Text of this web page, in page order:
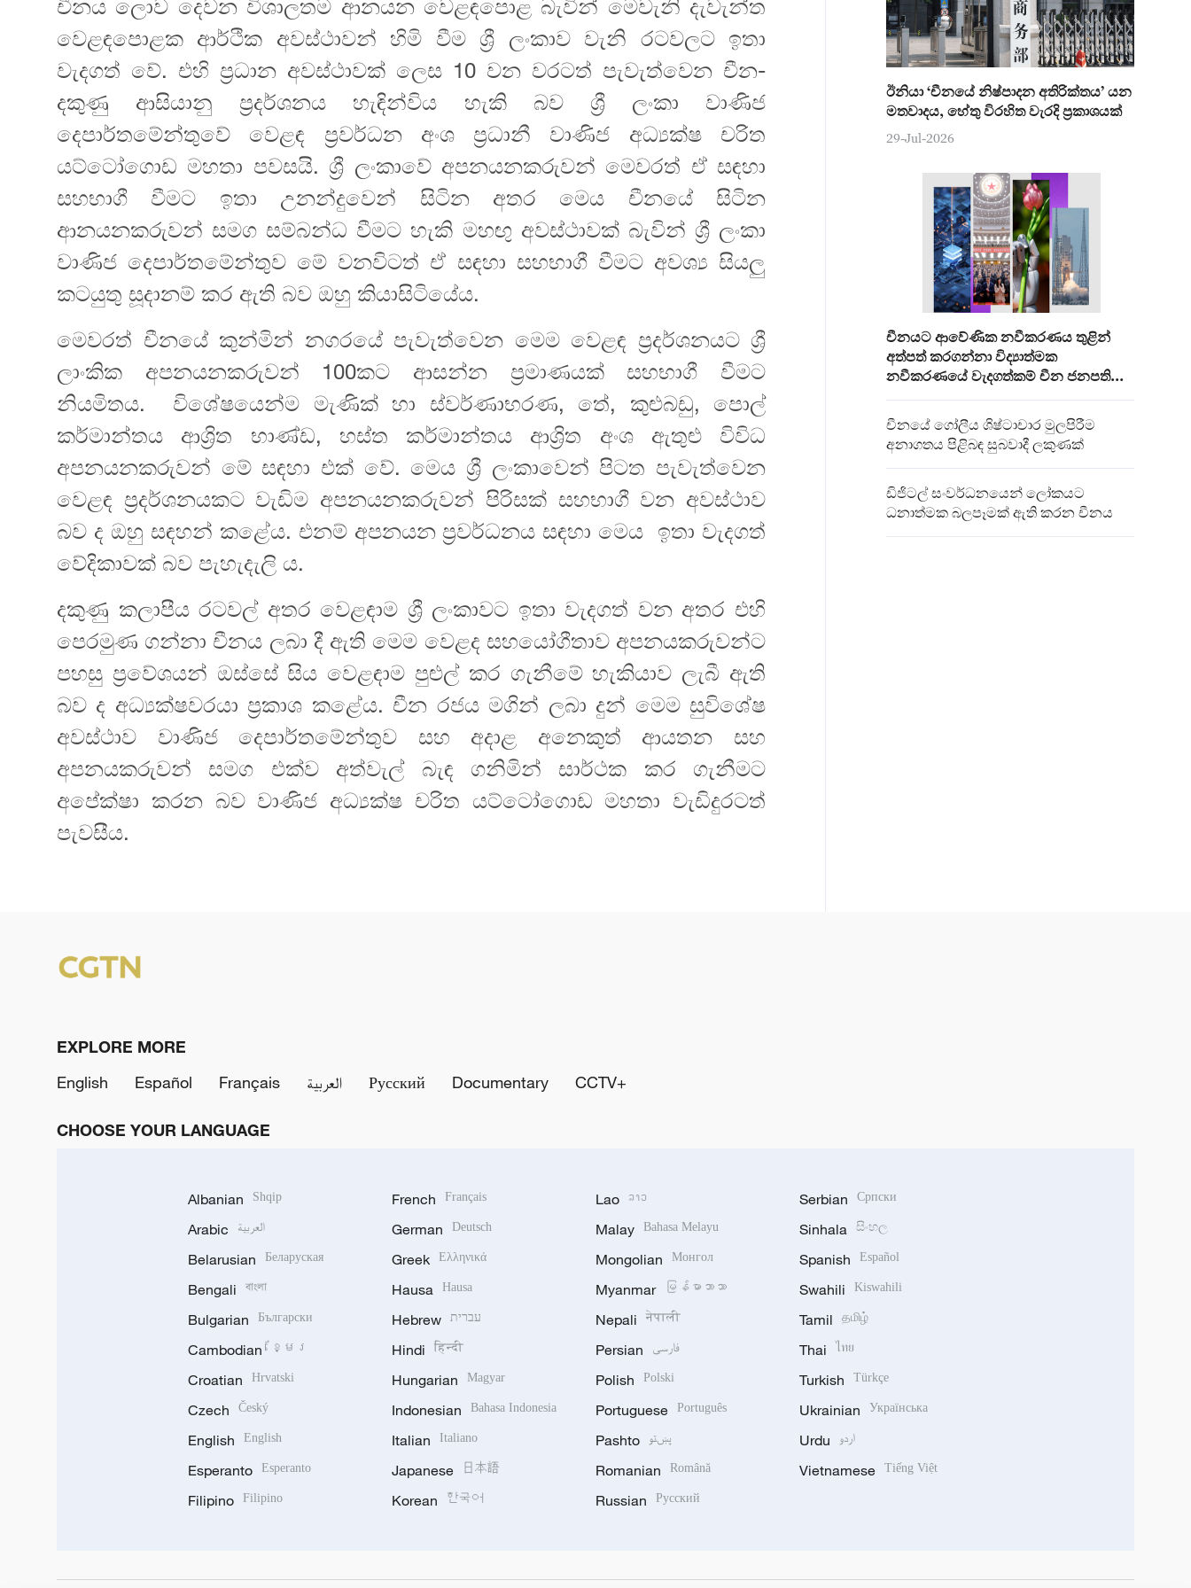
චීනය ලොව දෙවන විශාලතම ආනයන වෙළඳපොළ බැවින් මෙවැනි දැවැන්ත
වෙළඳපොළක ‍ආර්ථික අවස්ථාවන් හිමි වීම ශ්‍රී ලංකාව වැනි ර‍ටවලට ඉතා
වැදගත් වේ. එහි ප්‍රධාන අවස්ථාවක් ලෙස 10 වන වරටත් පැවැත්වෙන චීන-
දකුණු ආසියානු ප්‍රදර්ශනය හැඳින්විය හැකි බව ශ්‍රී ලංකා වාණිජ
දෙපාර්තමේන්තුවේ වෙළඳ ප්‍රවර්ධන අංශ ප්‍රධානී වාණිජ අධ්‍යක්ෂ චරිත
යට්ටෝගොඩ මහතා පවසයි. ශ්‍රී ලංකාවේ අපනයනකරුවන් මෙවරත් ඒ සඳහා
සහභාගී වීමට ඉතා උනන්දුවෙන් සිටින අතර මෙය චීනයේ සිටින
ආනයනකරුවන් සමග සම්බන්ධ වීමට හැකි මහඟු අවස්ථාවක් බැවින් ශ්‍රී ලංකා
වාණිජ දෙපාර්තමේන්තුව මේ වනවිටත් ඒ සඳහා සහභාගී වීමට අවශ්‍ය සියලු
කටයුතු සූදානම් කර ඇති බව ඔහු කියාසිටියේය.
මෙවරත් චීනයේ කුන්මින් නගරයේ පැවැත්වෙන මෙම වෙළඳ ප්‍රදර්ශනයට ශ්‍රී
ලාංකික අපනයනකරුවන් 100කට ආසන්න ප්‍රමාණයක් සහභාගී වීමට
නියමිතය. විශේෂයෙන්ම මැණික් හා ස්වර්ණාභරණ, තේ, කුළුබඩු, පොල්
කර්මාන්තය ආශ්‍රිත භාණ්ඩ, හස්ත කර්මාන්තය ආශ්‍රිත අංශ ඇතුළු විවිධ
අපනයනකරුවන් මේ සඳහා එක් වේ. මෙය ශ්‍රී ලංකාවෙන් පිටත පැවැත්වෙන
වෙළඳ ප්‍රදර්ශනයකට වැඩිම අපනයනකරුවන් පිරිසක් සහභාගී වන අවස්ථාව
‍බව ද ඔහු සඳහන් කළේය. එනම් අපනයන ප්‍රවර්ධනය සඳහා මෙය ඉතා වැදගත්
වේදිකාවක් බව පැහැදැලි ය.
දකුණු කලාපීය රටවල් අතර වෙළඳාම ශ්‍රී ලංකාවට ඉතා වැදගත් වන අතර එහි
පෙරමුණ ගන්නා ‍චීනය ලබා දී ඇති මෙම වෙළද සහයෝගීතාව අපනයකරුවන්ට
පහසු ප්‍රවේශයන් ඔස්සේ සිය වෙළඳාම පුළුල් කර ගැනීමේ හැකියාව ලැබී ඇති
බව ද අධ්‍යක්ෂවරයා ප්‍රකාශ ක‍ළේය. චීන රජය මගින් ලබා දුන් මෙම සුවිශේෂ
අවස්ථාව වාණිජ දෙපාර්තමේන්තුව සහ අදාළ අනෙකුත් ආයතන සහ
අපනයකරුවන් සමග එක්ව අත්වැල් බැඳ ගනිමින් සාර්ථක කර ගැනීමට
අපේක්ෂා කරන බව වාණිජ අධ්‍යක්ෂ චරිත යට්ටෝගොඩ මහතා වැඩිදුරටත්
පැවසීය.
ඊනියා ‘චීනයේ නිෂ්පාදන අතිරික්තය’ යන
මතවාදය, හේතු විරහිත වැරදි ප්‍රකාශයක්
29-Jul-2026
චීනයට ආවේණික නවීකරණය තුළින්
අත්පත් කරගන්නා විද්‍යාත්මක
නවීකරණයේ වැදගත්කම් චීන ජනපති
චීනයේ ගෝලීය ශිෂ්ටාචාර මුලපිරීම
අනාගතය පිළිබඳ සුබවාදී ලකුණක්
ඩිජිටල් සංවර්ධනයෙන් ලෝකයට
ධනාත්මක බලපෑමක් ඇති කරන චීනය
EXPLORE MORE
English
Español Français العربية Русский Documentary CCTV+
CHOOSE YOUR LANGUAGE
Albanian Shqip
Arabic العربية
Belarusian Беларуская
Bengali বাংলা
Bulgarian Български
Cambodian ខ្មែរ
Croatian Hrvatski
Czech Český
English English
Esperanto Esperanto
Filipino Filipino
French Français
German Deutsch
Greek Ελληνικά
Hausa Hausa
Hebrew עברית
Hindi हिन्दी
Hungarian Magyar
Indonesian Bahasa Indonesia
Italian Italiano
Japanese 日本語
Korean 한국어
Lao ລາວ
Malay Bahasa Melayu
Mongolian Монгол
Myanmar မြန်မာဘာသာ
Nepali नेपाली
Persian فارسی
Polish Polski
Portuguese Português
Pashto پښتو
Romanian Română
Russian Русский
Serbian Српски
Sinhala සිංහල
Spanish Español
Swahili Kiswahili
Tamil தமிழ்
Thai ไทย
Turkish Türkçe
Ukrainian Українська
Urdu اردو
Vietnamese Tiếng Việt